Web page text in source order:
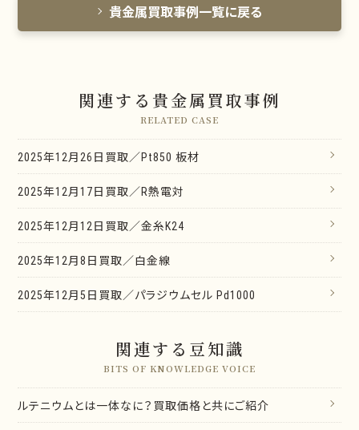
貴金属買取事例一覧に戻る
関連する貴金属買取事例
RELATED CASE
2025年12月26日買取／Pt850 板材
2025年12月17日買取／R熱電対
2025年12月12日買取／金糸K24
2025年12月8日買取／白金線
2025年12月5日買取／パラジウムセル Pd1000
関連する豆知識
BITS OF KNOWLEDGE VOICE
ルテニウムとは一体なに？買取価格と共にご紹介